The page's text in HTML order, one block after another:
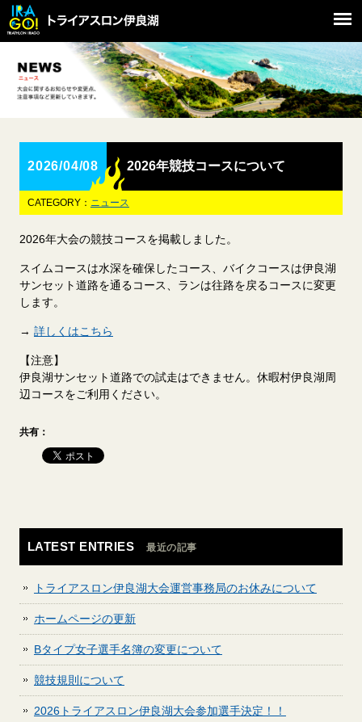
2026/04/08 2026年競技コースについて
CATEGORY： ニュース
2026年大会の競技コースを掲載しました。
スイムコースは水深を確保したコース、バイクコースは伊良湖
サンセット道路を通るコース、ランは往路を戻るコースに変更
します。
→ 詳しくはこちら
【注意】
伊良湖サンセット道路での試走はできません。休暇村伊良湖周
辺コースをご利用ください。
共有：
LATEST ENTRIES 最近の記事
トライアスロン伊良湖大会運営事務局のお休みについて
ホームページの更新
Bタイプ女子選手名簿の変更について
競技規則について
2026トライアスロン伊良湖大会参加選手決定！！